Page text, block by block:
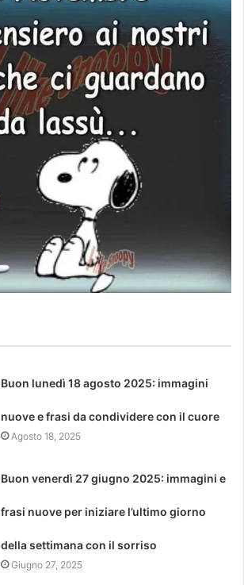
Buon lunedì 18 agosto 2025: immagini
nuove e frasi da condividere con il cuore
Agosto 18, 2025
Buon venerdì 27 giugno 2025: immagini e
frasi nuove per iniziare l’ultimo giorno
della settimana con il sorriso
Giugno 27, 2025